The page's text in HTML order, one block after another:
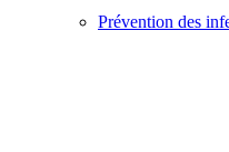
Prévention des